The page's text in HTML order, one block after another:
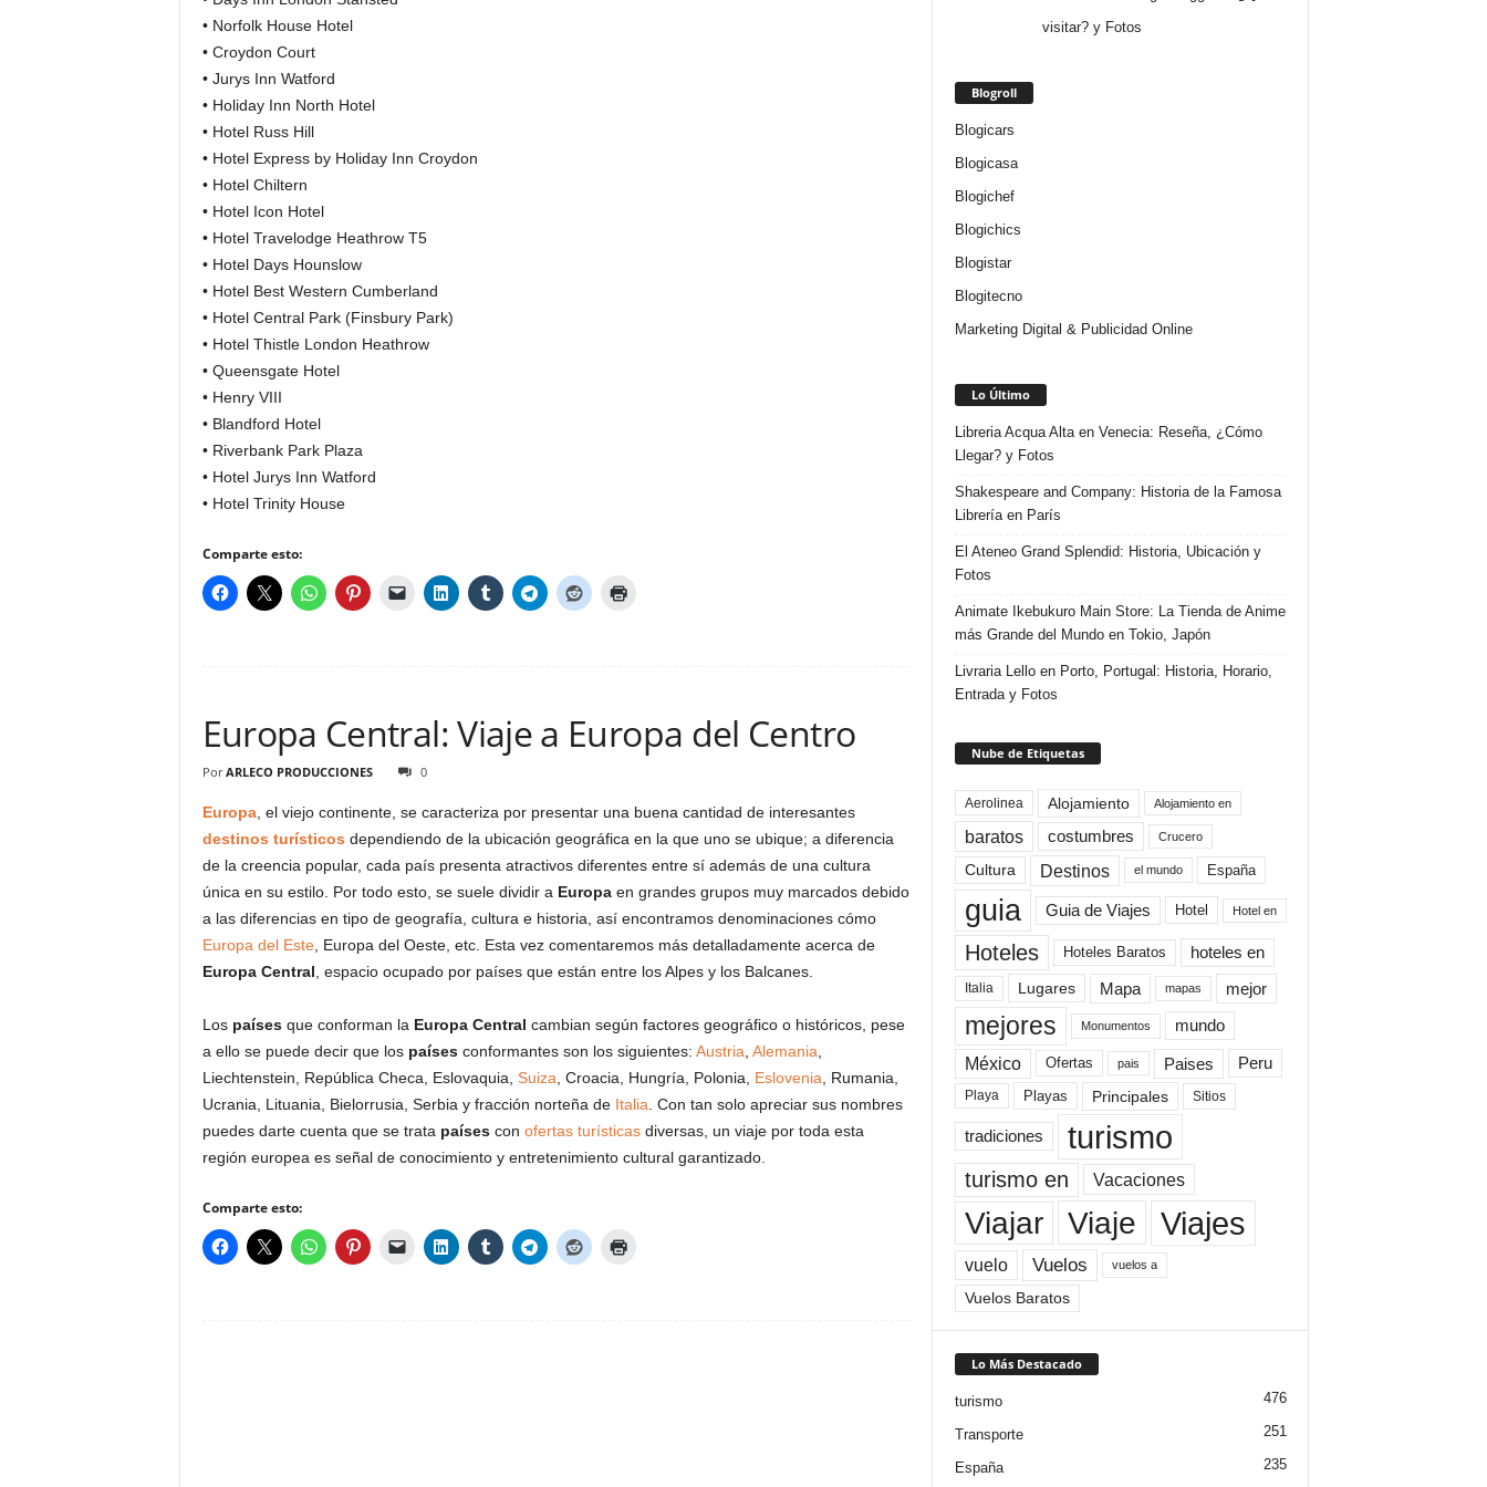
• Norfolk House Hotel
• Croydon Court
• Jurys Inn Watford
• Holiday Inn North Hotel
• Hotel Russ Hill
• Hotel Express by Holiday Inn Croydon
• Hotel Chiltern
• Hotel Icon Hotel
• Hotel Travelodge Heathrow T5
• Hotel Days Hounslow
• Hotel Best Western Cumberland
• Hotel Central Park (Finsbury Park)
• Hotel Thistle London Heathrow
• Queensgate Hotel
• Henry VIII
• Blandford Hotel
• Riverbank Park Plaza
• Hotel Jurys Inn Watford
• Hotel Trinity House
Comparte esto:
Europa Central: Viaje a Europa del Centro
Por ARLECO PRODUCCIONES 0
Europa, el viejo continente, se caracteriza por presentar una buena cantidad de interesantes
destinos turísticos dependiendo de la ubicación geográfica en la que uno se ubique; a diferencia
de la creencia popular, cada país presenta atractivos diferentes entre sí además de una cultura
única en su estilo. Por todo esto, se suele dividir a Europaen grandes grupos muy marcados debido
a las diferencias en tipo de geografía, cultura e historia, así encontramos denominaciones cómo
Europa del Este, Europa del Oeste, etc. Esta vez comentaremos más detalladamente acerca de
Europa Central , espacio ocupado por países que están entre los Alpes y los Balcanes.
Los paísesque conforman la Europa Central cambian según factores geográfico o históricos, pese
a ello se puede decir que los paísesconformantes son los siguientes: Austria Alemania
Liechtenstein, República Checa, Eslovaquia, Suiza , Croacia, Hungría, Polonia, Eslovenia , Rumania,
Ucrania, Lituania, Bielorrusia, Serbia y fracción norteña de Italia . Con tan solo apreciar sus nombres
puedes darte cuenta que se trata paísescon ofertas turísticasdiversas, un viaje por toda esta
región europea es señal de conocimiento y entretenimiento cultural garantizado.
Comparte esto:
visitar? y Fotos
Blogroll
Blogicars
Blogicasa
Blogichef
Blogichics
Blogistar
Blogitecno
Marketing Digital & Publicidad Online
Lo Último
Libreria Acqua Alta en Venecia: Reseña, ¿Cómo
Llegar? y Fotos
Shakespeare and Company: Historia de la Famosa
Librería en París
El Ateneo Grand Splendid: Historia, Ubicación y
Fotos
Animate Ikebukuro Main Store: La Tienda de Anime
más Grande del Mundo en Tokio, Japón
Livraria Lello en Porto, Portugal: Historia, Horario,
Entrada y Fotos
Nube de Etiquetas
Aerolinea Alojamiento Alojamiento en
baratos costumbres Crucero
Cultura Destinos el mundo España
guia Guia de Viajes Hotel Hotel en
Hoteles Hoteles Baratos hoteles en
Italia Lugares Mapa mapas mejor
mejores Monumentos mundo
México Ofertas pais Paises Peru
Playa Playas Principales Sitios
tradiciones turismo
turismo en Vacaciones
Viajar Viaje Viajes
vuelo Vuelos vuelos a
Vuelos Baratos
Lo Más Destacado
turismo 476
Transporte 251
España 235